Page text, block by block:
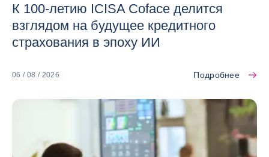
К 100-летию ICISA Coface делится
взглядом на будущее кредитного
страхования в эпоху ИИ
06 / 08 / 2026 Подробнее